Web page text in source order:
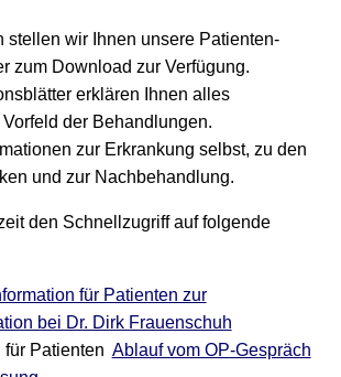
stellen wir Ihnen unsere Patienten-
zum Download zur Verfügung.
erklären Ihnen alles
der Behandlungen.
zur Erkrankung selbst, zu den
und zur Nachbehandlung.
den Schnellzugriff auf folgende
für Patienten zur
bei Dr. Dirk Frauenschuh
für Patienten Ablauf vom OP-Gespräch